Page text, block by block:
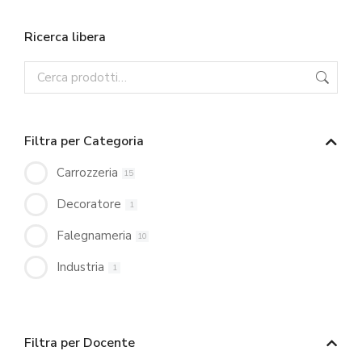
Ricerca libera
Filtra per Categoria
Carrozzeria 15
Decoratore 1
Falegnameria 10
Industria 1
Filtra per Docente